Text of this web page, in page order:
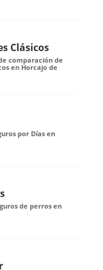
Clásicos
comparación de
en Horcajo de
por Días en
de perros en